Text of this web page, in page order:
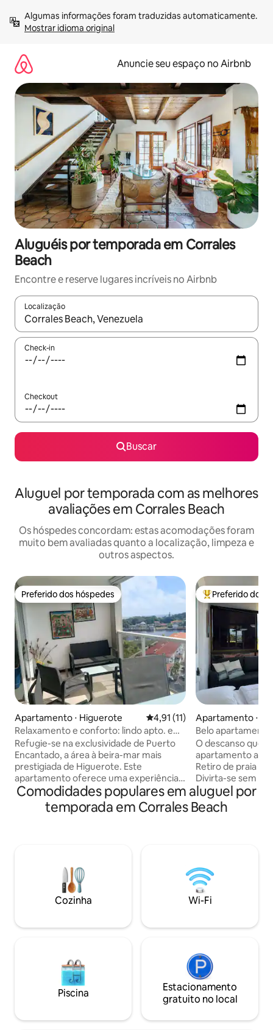
para
Mostrar idioma original
Anuncie seu espaço no Airbnb
Aluguéis por temporada em Corrales
Beach
Encontre e reserve lugares incríveis no Airbnb
Localização
Quando os resultados estiverem disponíveis, explore-os
Check-in
Checkout
Buscar
Aluguel por temporada com as melhores
avaliações em Corrales Beach
Os hóspedes concordam: estas acomodações foram
muito bem avaliadas quanto a localização, limpeza e
outros aspectos.
Preferido dos hóspedes
Preferido dos hóspedes
Apartamento ⋅ Higuerote 4,91 de uma avaliação média
4,91 (11)
Relaxamento e conforto: lindo apto. em
Puerto Encantado.
Refugie-se na exclusividade de Puerto
Encantado, a área à beira-mar mais
prestigiada de Higuerote. Este
apartamento oferece uma experiência
única de tranquilidade e conforto. -
Terraço amplo com área de estar e de
refeição, 6 cadeiras e vista privilegiada
quarto (cama em beliche + sofá-cama) e
um amplo closet. - Cozinha totalmente
equipada e cantinho para café da manhã
para 2 pessoas.
Entre os
Preferido dos
Apartamento ⋅
Belo
desfrutar!
O descanso que
apartamento
Retiro de praia
Divirta-se sem
ao Clube
praias. Nos
travesseiros de
equipada, ar
casal e sofá-cama. Um
impecável
estar total.
Comodidades populares em aluguel por
temporada em Corrales Beach
Cozinha Wi-Fi
Piscina
Estacionamento
gratuito no local